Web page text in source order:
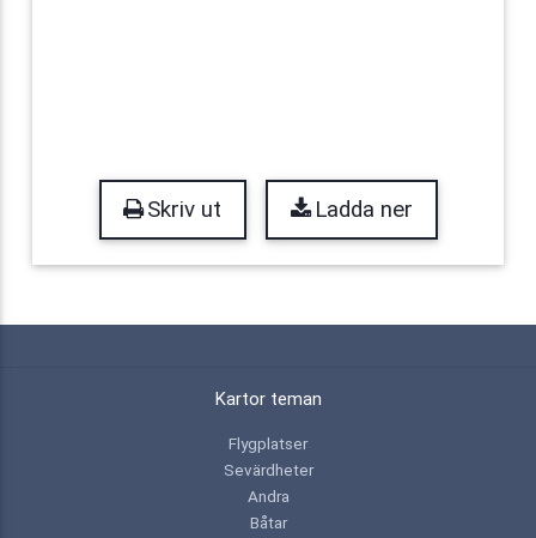
Skriv ut Ladda ner
Kartor teman
Flygplatser
Sevärdheter
Andra
Båtar